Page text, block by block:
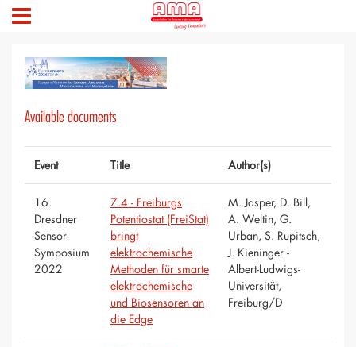
Available documents
Event Title Author(s)
16.
Dresdner
Sensor-
Symposium
2022
7.4 - Freiburgs
Potentiostat (FreiStat)
bringt
elektrochemische
Methoden für smarte
elektrochemische
und Biosensoren an
die Edge
M. Jasper, D. Bill,
A. Weltin, G.
Urban, S. Rupitsch,
J. Kieninger -
Albert-Ludwigs-
Universität,
Freiburg/D